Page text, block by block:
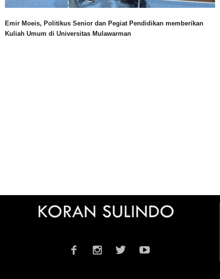
Emir Moeis, Politikus Senior dan Pegiat Pendidikan memberikan
Kuliah Umum di Universitas Mulawarman